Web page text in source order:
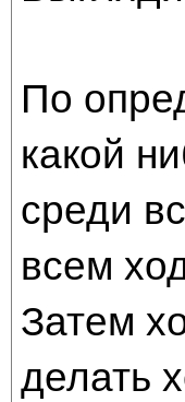
По
какой
среди
всем
Затем
делать